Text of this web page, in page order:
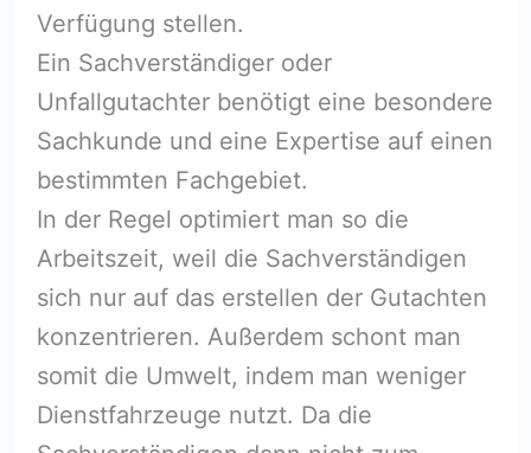
Verfügung stellen.
Ein Sachverständiger oder
Unfallgutachter benötigt eine besondere
Sachkunde und eine Expertise auf einen
bestimmten Fachgebiet.
In der Regel optimiert man so die
Arbeitszeit, weil die Sachverständigen
sich nur auf das erstellen der Gutachten
konzentrieren. Außerdem schont man
somit die Umwelt, indem man weniger
Dienstfahrzeuge nutzt. Da die